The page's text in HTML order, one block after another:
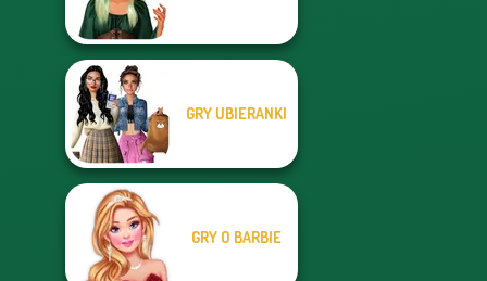
GRY UBIERANKI
GRY O BARBIE